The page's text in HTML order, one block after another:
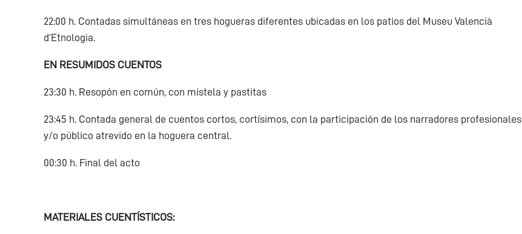
22:00 h. Contadas simultáneas en tres hogueras diferentes ubicadas en los patios del Museu Valencià
d’Etnologia.
EN RESUMIDOS CUENTOS
23:30 h. Resopón en común, con mistela y pastitas
23:45 h. Contada general de cuentos cortos, cortísimos, con la participación de los narradores profesionales
y/o público atrevido en la hoguera central.
00:30 h. Final del acto
MATERIALES CUENTÍSTICOS: